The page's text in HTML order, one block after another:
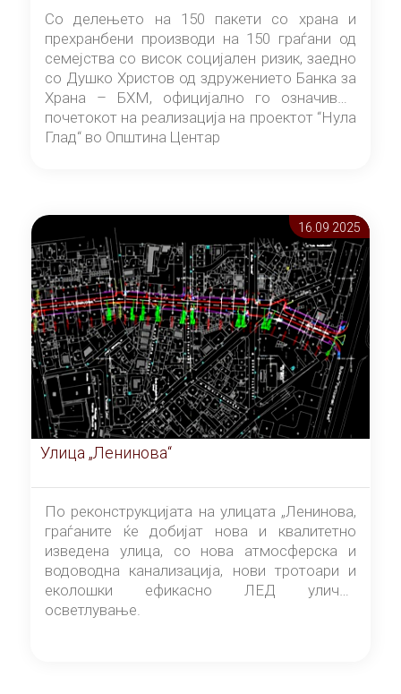
Со делењето на 150 пакети со храна и
прехранбени производи на 150 граѓани од
семејства со висок социјален ризик, заедно
со Душко Христов од здружението Банка за
Храна – БХМ, официјално го означивме
почетокот на реализација на проектот “Нула
Глад“ во Општина Центар
16.09 2025
Улица „Ленинова“
По реконструкцијата на улицата „Ленинова,
граѓаните ќе добијат нова и квалитетно
изведена улица, со нова атмосферска и
водоводна канализација, нови тротоари и
еколошки ефикасно ЛЕД улично
осветлување.